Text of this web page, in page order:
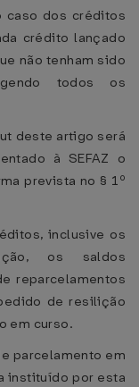
caso dos créditos
crédito lançado
não tenham sido
todos os
deste artigo será
à SEFAZ o
prevista no § 1º
inclusive os
os saldos
reparcelamentos
de resilição
em curso.
parcelamento em
instituído por esta